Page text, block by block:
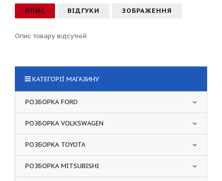
ОПИС ВІДГУКИ ЗОБРАЖЕННЯ
Опис товару відсутній
КАТЕГОРІЇ МАГАЗИНУ
РОЗБОРКА FORD
РОЗБОРКА VOLKSWAGEN
РОЗБОРКА TOYOTA
РОЗБОРКА MITSUBISHI